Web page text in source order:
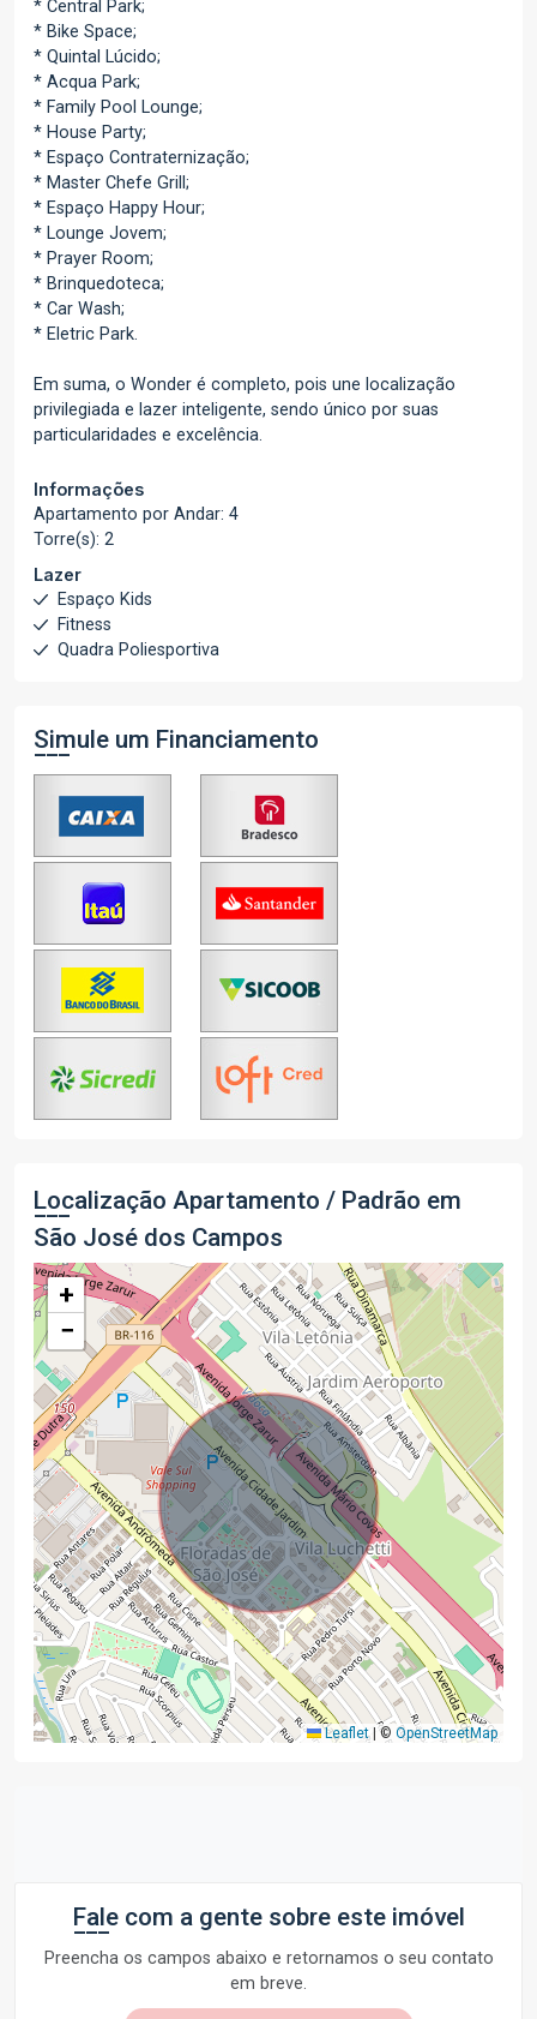
* Central Park;
* Bike Space;
* Quintal Lúcido;
* Acqua Park;
* Family Pool Lounge;
* House Party;
* Espaço Contraternização;
* Master Chefe Grill;
* Espaço Happy Hour;
* Lounge Jovem;
* Prayer Room;
* Brinquedoteca;
* Car Wash;
* Eletric Park.
Em suma, o Wonder é completo, pois une localização
privilegiada e lazer inteligente, sendo único por suas
particularidades e excelência.
Informações
Apartamento por Andar: 4
Torre(s): 2
Lazer
Espaço Kids
Fitness
Quadra Poliesportiva
Simule um Financiamento
Localização Apartamento / Padrão em
São José dos Campos
+
−
Leaflet © OpenStreetMap
Fale com a gente sobre este imóvel
Preencha os campos abaixo e retornamos o seu contato
em breve.